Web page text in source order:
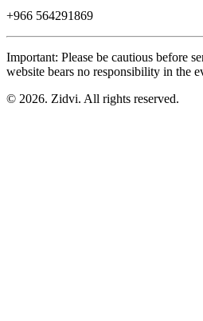
+966 564291869
Important: Please be cautious before
website bears no responsibility in the
© 2026. Zidvi. All rights reserved.